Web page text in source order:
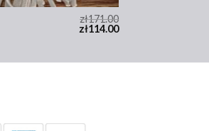
zł171.00
zł114.00